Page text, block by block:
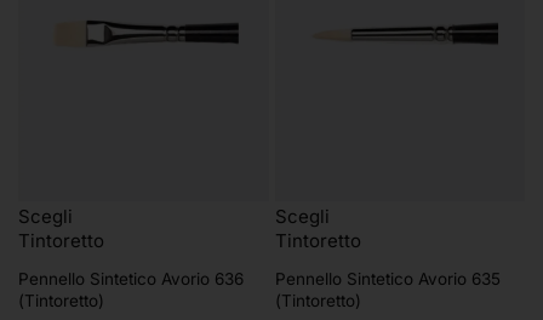
Scegli
Tintoretto
Pennello Sintetico Avorio 636
(Tintoretto)
Scegli
Tintoretto
Pennello Sintetico Avorio 635
(Tintoretto)